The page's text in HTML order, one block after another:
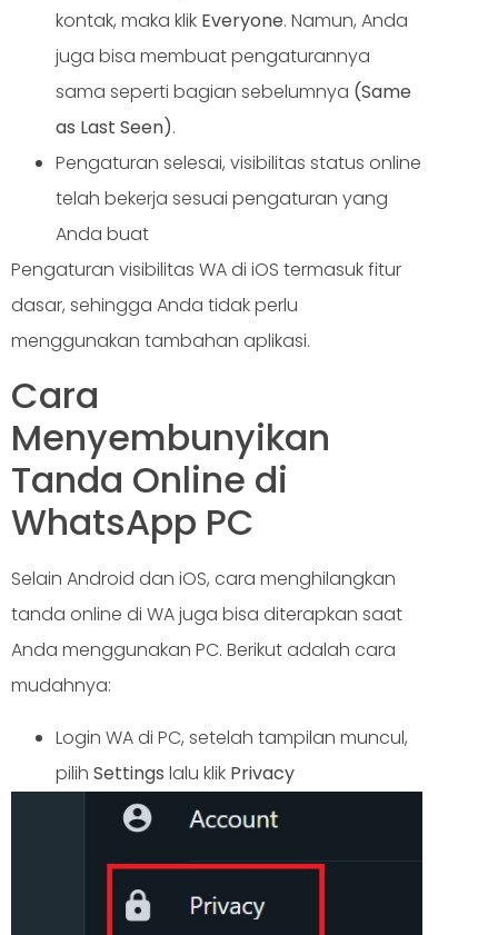
kontak, maka klik Everyone. Namun, Anda
juga bisa membuat pengaturannya
sama seperti bagian sebelumnya (Same
as Last Seen).
Pengaturan selesai, visibilitas status online
telah bekerja sesuai pengaturan yang
Anda buat
Pengaturan visibilitas WA di iOS termasuk fitur
dasar, sehingga Anda tidak perlu
menggunakan tambahan aplikasi.
Cara
Menyembunyikan
Tanda Online di
WhatsApp PC
Selain Android dan iOS, cara menghilangkan
tanda online di WA juga bisa diterapkan saat
Anda menggunakan PC. Berikut adalah cara
mudahnya:
Login WA di PC, setelah tampilan muncul,
pilih Settings lalu klik Privacy